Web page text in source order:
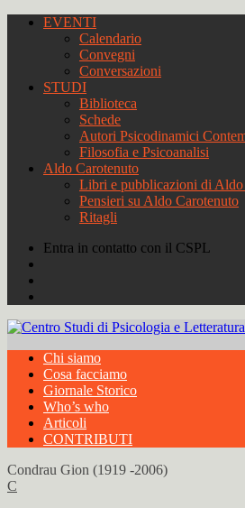
EVENTI
Calendario
Convegni
Conversazioni
STUDI
Biblioteca
Schede
Autori Psicodinamici
Filosofia e Psicoanalisi
Aldo Carotenuto
Libri e pubblicazioni di Aldo
Pensieri su Aldo Carotenuto
Ritagli
Entra in contatto con il CSPL
Chi siamo
Cosa facciamo
Giornale Storico
Who’s who
Articoli
CONTRIBUTI
Condrau Gion (1919 -2006)
C